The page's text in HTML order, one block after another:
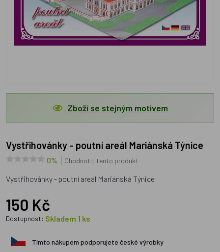
Zboží se stejným motivem
Vystřihovánky - poutní areál Mariánská Týnice
0% Ohodnotit tento produkt
Vystřihovánky - poutní areál Mariánská Týnice
150 Kč
Dostupnost: Skladem 1 ks
Tímto nákupem podporujete české výrobky